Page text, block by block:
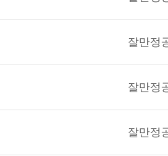
잘만정
잘만정
잘만정